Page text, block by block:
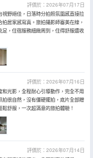
評價於：2026年07月17日
野絕佳，日落時分拍照氛圍感直接拉
居家感寫真。旅拍攝影師審美在線，
，住宿服務細緻周到，住得舒服還收
評價於：2026年07月16日
光影，全程耐心引導動作，完全不用
很自然，沒有僵硬擺拍，底片全部贈
舒服，一次超滿意的旅拍體驗！
評價於：2026年07月14日